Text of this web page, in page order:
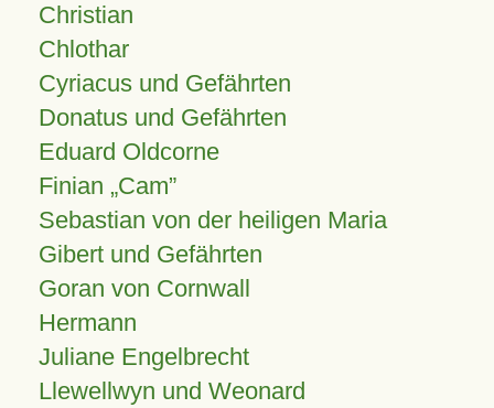
Christian
Chlothar
Cyriacus und Gefährten
Donatus und Gefährten
Eduard Oldcorne
Finian Cam
Sebastian von der heiligen Maria
Gibert und Gefährten
Goran von Cornwall
Hermann
Juliane Engelbrecht
Llewellwyn und Weonard